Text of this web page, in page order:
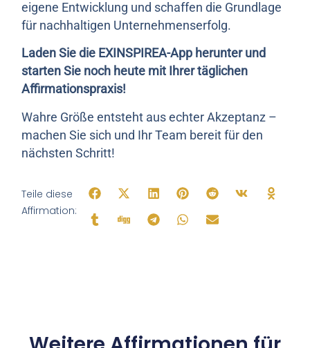
eigene Entwicklung und schaffen die Grundlage
für nachhaltigen Unternehmenserfolg.
Laden Sie die EXINSPIREA-App herunter und
starten Sie noch heute mit Ihrer täglichen
Affirmationspraxis!
Wahre Größe entsteht aus echter Akzeptanz –
machen Sie sich und Ihr Team bereit für den
nächsten Schritt!
Teile diese
Affirmation: